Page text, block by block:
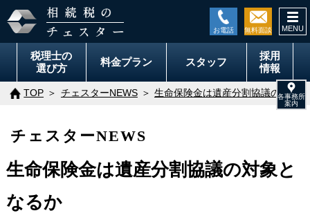
税理士の
選び方
料金プラン スタッフ
採用
情報
TOP チェスターNEWS 生命保険金は遺産分割協議の対象
チェスターNEWS
生命保険金は遺産分割協議の対象と
なるか